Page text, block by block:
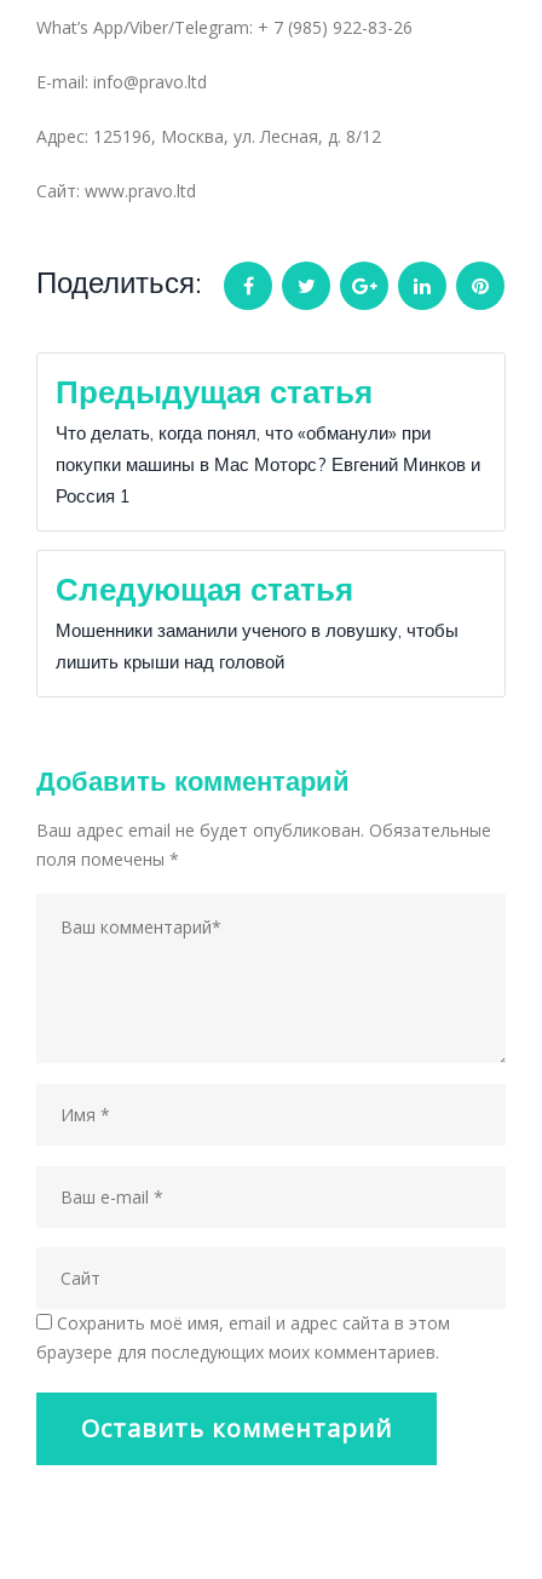
What’s App/Viber/Telegram: + 7 (985) 922-83-26
E-mail: info@pravo.ltd
Адрес: 125196, Москва, ул. Лесная, д. 8/12
Сайт: www.pravo.ltd
Поделиться: Facebook Twitter Google+ LinkedIn
Навигация
по
записям
Предыдущая статья
Что делать, когда понял, что «обманули» при
покупки машины в Мас Моторс? Евгений Минков и
Россия 1
Следующая статья
Мошенники заманили ученого в ловушку, чтобы
лишить крыши над головой
Добавить комментарий
Ваш адрес email не будет опубликован. Обязательные
поля помечены *
Сохранить моё имя, email и адрес сайта в этом
браузере для последующих моих комментариев.